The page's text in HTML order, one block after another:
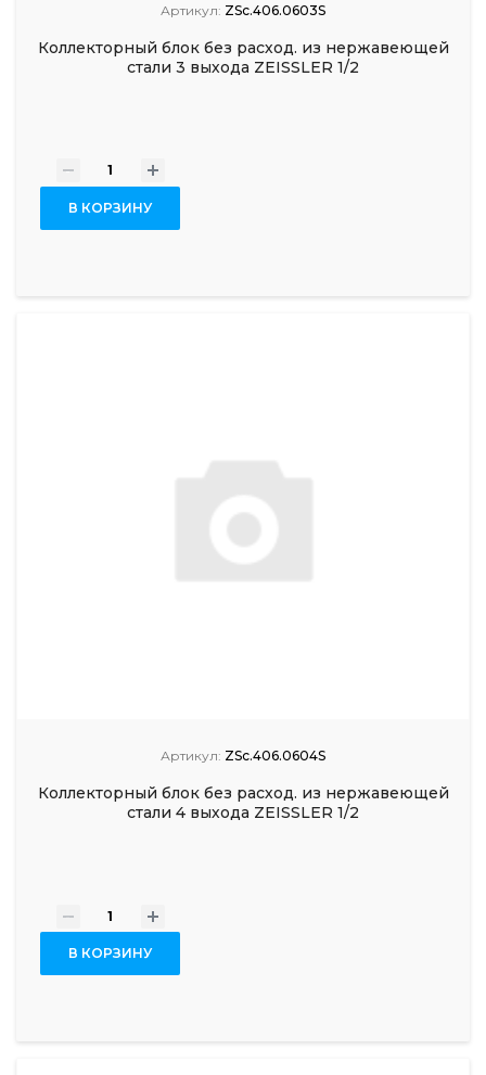
Артикул: ZSc.406.0603S
Коллекторный блок без расход. из нержавеющей
стали 3 выхода ZEISSLER 1/2
- +
В КОРЗИНУ
Артикул: ZSc.406.0604S
Коллекторный блок без расход. из нержавеющей
стали 4 выхода ZEISSLER 1/2
- +
В КОРЗИНУ